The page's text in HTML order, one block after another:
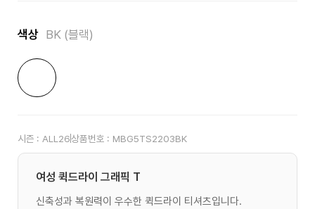
색상 BK (블랙)
시즌 : ALL26상품번호 : MBG5TS2203BK
여성 퀵드라이 그래픽 T
신축성과 복원력이 우수한 퀵드라이 티셔츠입니다.